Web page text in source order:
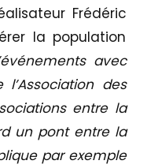
Frédéric
la population
avec
des
entre la
un pont entre la
par exemple